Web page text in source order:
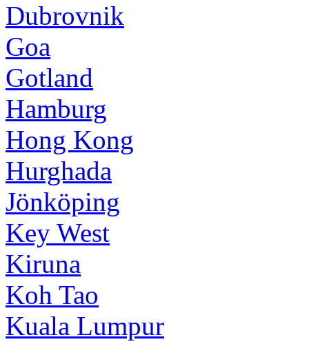
Dubrovnik
Goa
Gotland
Hamburg
Hong Kong
Hurghada
Jönköping
Key West
Kiruna
Koh Tao
Kuala Lumpur